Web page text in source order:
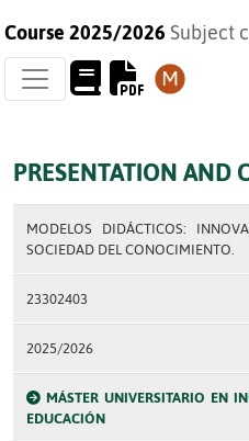
Course 2025/2026 Subject
PRESENTATION AND
MODELOS DIDÁCTICOS:
SOCIEDAD DEL CONOCIMIENTO.
23302403
2025/2026
MÁSTER UNIVERSITARIO EN
EDUCACIÓN